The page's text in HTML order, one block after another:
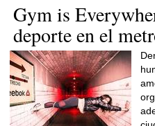
Gym is
deporte en el